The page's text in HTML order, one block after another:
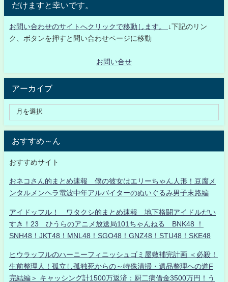
だけますと幸いです。
お問い合わせのサイトへクリックで移動します。
↓下記のリン
ク、ボタンを押すと問い合わせページに移動
お問い合せ
アーカイブ
おすすめ～ん
おすすめサイト
おネコさん的まとめ速報 僕の彼女はエリーちゃん人形！豆腐メ
ンタルメンヘラ電波中年アルバイターのぬいぐるみ男子末路編
アイドッフル！ ワタクシ的まとめ速報 地下格闘アイドルだい
すき！23 ひうらのアニメ放送局101ちゃんねる BNK48 ！
SNH48！JKT48！MNL48！SGO48！GNZ48！STU48！SKE48
ヒウラッフルのハーニーフィニッシュゴミ屋敷補完計画 ＜必殺！
生前整理人！孤立し孤独死からの～特殊清掃・遺品整理への道F
完結編＞ キャッシング計1500万返済：厨二病借金3500万円！う